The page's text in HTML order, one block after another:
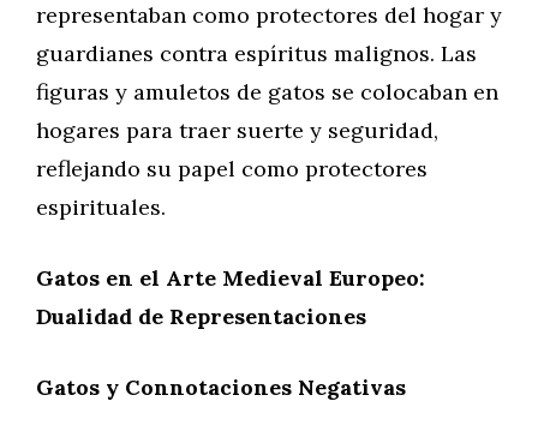
representaban como protectores del hogar y
guardianes contra espíritus malignos. Las
figuras y amuletos de gatos se colocaban en
hogares para traer suerte y seguridad,
reflejando su papel como protectores
espirituales.
Gatos en el Arte Medieval Europeo:
Dualidad de Representaciones
Gatos y Connotaciones Negativas